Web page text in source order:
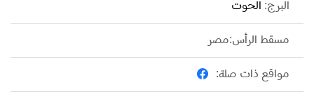
البرج: الحوت
مسقط الرأس:مصر
مواقع ذات صلة: